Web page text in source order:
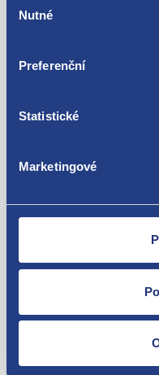
souhlasu
Nutné
Preferenční
Statistické
Marketingové
Fiat Fiorino / Qubo
Fiat Panda 2003- 1.3
Citroen Nemo 1.3 HDi
Opel Corsa (D) 2006 -
Opel Astra (H) 2004 -
Zboží
O své
Máme tisíce